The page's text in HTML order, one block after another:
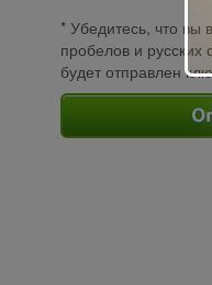
* Убедитесь, что вы
пробелов и русских
будет отправлен